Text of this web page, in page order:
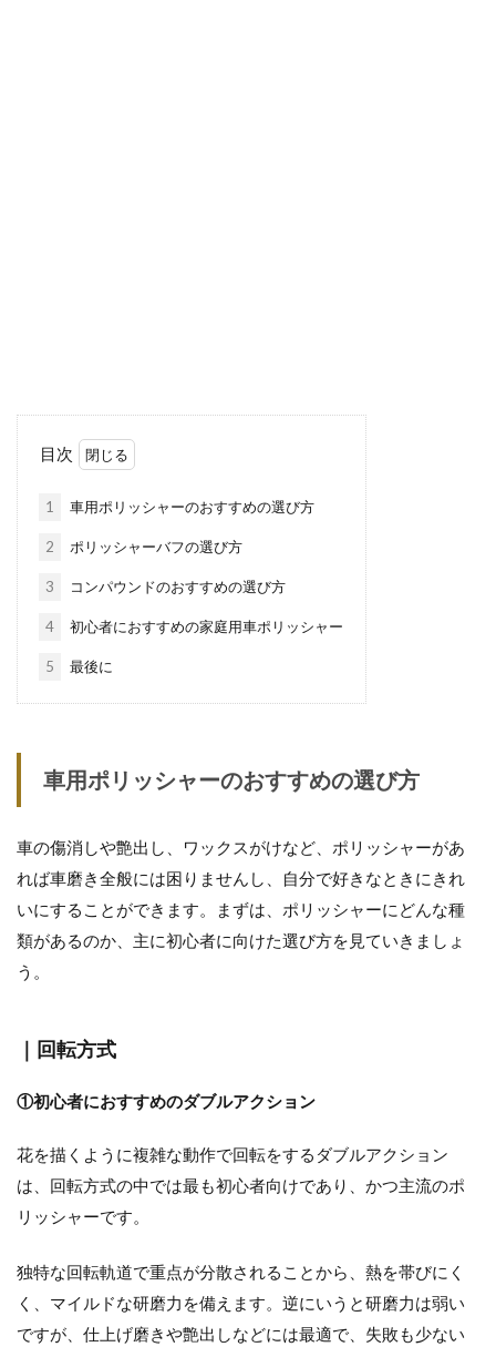
サンダーの使い方の基本とコツ・注意点
電動工具はマルチツールで完結！選び方
とおすすめモデル徹底解説
マルチツールの使い方いろいろ！ブレー
【ポリッシャーで床磨き】選び方や使い
方＆おすすめモデルを紹介
電動ドリルスタンドの選び方・おすすめ
モデルを大特集【保存版】
電動ドリルの安いおすすめモデルランキ
ング3選！【保存版】
目次
1 車用ポリッシャーのおすすめの選び方
2 ポリッシャーバフの選び方
3 コンパウンドのおすすめの選び方
4 初心者におすすめの家庭用車ポリッシャー
5 最後に
車用ポリッシャーのおすすめの選び方
車の傷消しや艶出し、ワックスがけなど、ポリッシャーがあ
れば車磨き全般には困りませんし、自分で好きなときにきれ
いにすることができます。まずは、ポリッシャーにどんな種
類があるのか、主に初心者に向けた選び方を見ていきましょ
う。
｜回転方式
①初心者におすすめのダブルアクション
花を描くように複雑な動作で回転をするダブルアクション
は、回転方式の中では最も初心者向けであり、かつ主流のポ
リッシャーです。
独特な回転軌道で重点が分散されることから、熱を帯びにく
く、マイルドな研磨力を備えます。逆にいうと研磨力は弱い
ですが、仕上げ磨きや艶出しなどには最適で、失敗も少ない